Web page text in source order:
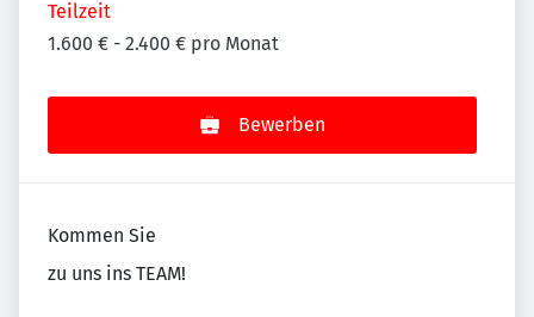
Teilzeit
1.600 € - 2.400 € pro Monat
Bewerben
Kommen Sie
zu uns ins TEAM!